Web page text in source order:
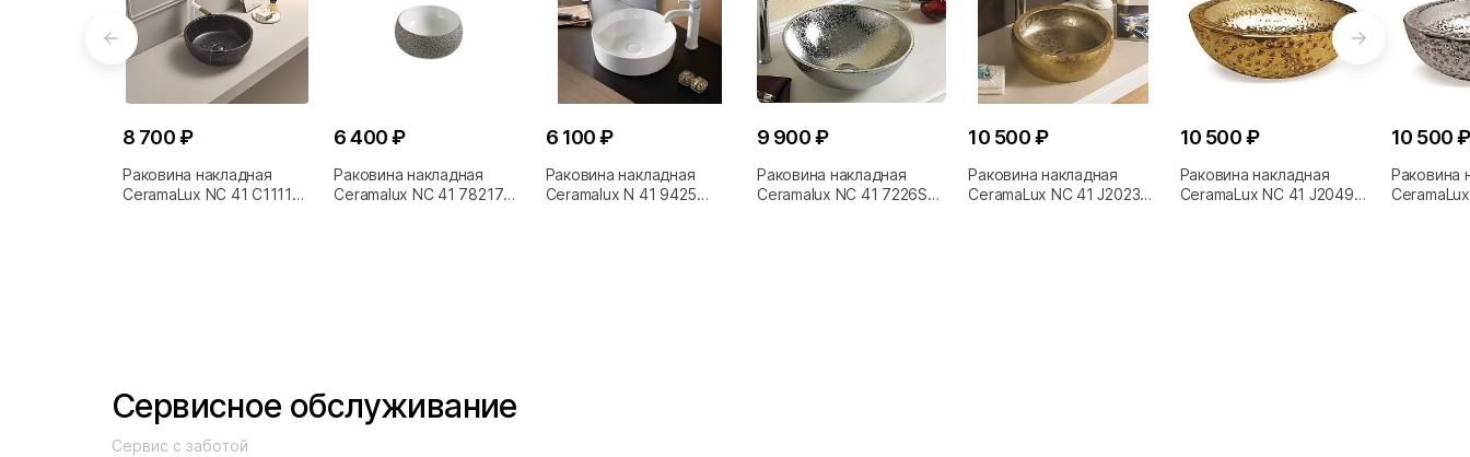
8 700 ₽
Раковина накладная
CeramaLux NC 41 C1111
6 400 ₽
Раковина накладная
Ceramalux NC 41 78217
6 100 ₽
Раковина накладная
Ceramalux N 41 9425
9 900 ₽
Раковина накладная
Ceramalux NC 41 7226SS
10 500 ₽
Раковина накладная
CeramaLux NC 41 J2023
10 500 ₽
Раковина накладная
CeramaLux NC 41 J2049
10 500 ₽
Раковина
Сервисное обслуживание
Сервис с заботой